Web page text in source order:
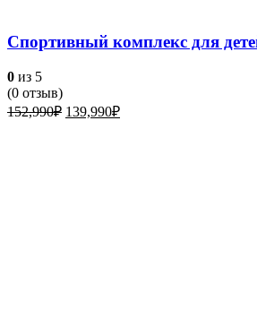
Спортивный комплекс для
0 из 5
(0 отзыв)
152,990₽ Первоначальная
139,990₽Текущая